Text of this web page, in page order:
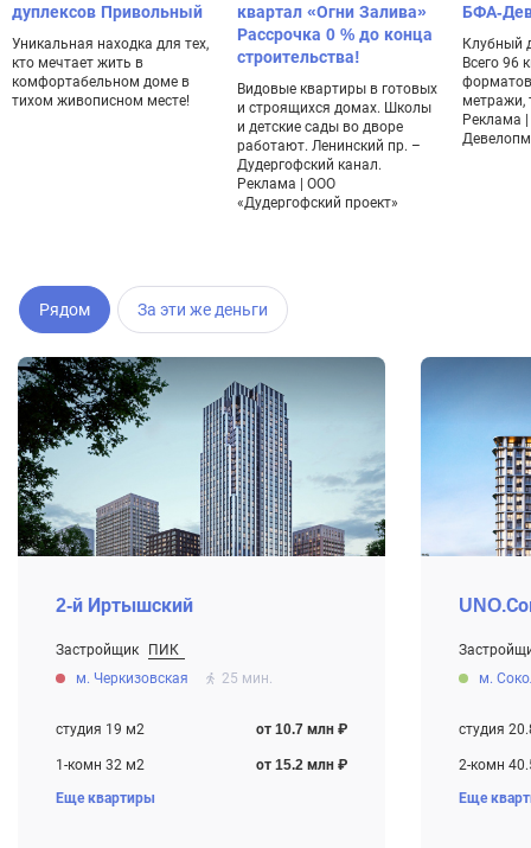
дуплексов Привольный
Уникальная находка для тех,
кто мечтает жить в
комфортабельном доме в
тихом живописном месте!
квартал «Огни Залива»
Рассрочка 0 % до конца
строительства!
Видовые квартиры в готовых
и строящихся домах. Школы
и детские сады во дворе
работают. Ленинский пр. –
Дудергофский канал.
Реклама | ООО
«Дудергофский проект»
БФА-
Клубный
Всего 96
метражи,
Реклама
Рядом За эти же деньги
2-й Иртышский
Застройщик
ПИК
Строится
м. Черкизовская 25 мин.
студия 19 м2 от 10.7 млн ₽
1-комн 32 м2 от 15.2 млн ₽
2-комн 48 м2
Еще квартиры
Строится
м.
студия
2-комн
3-комн
Еще